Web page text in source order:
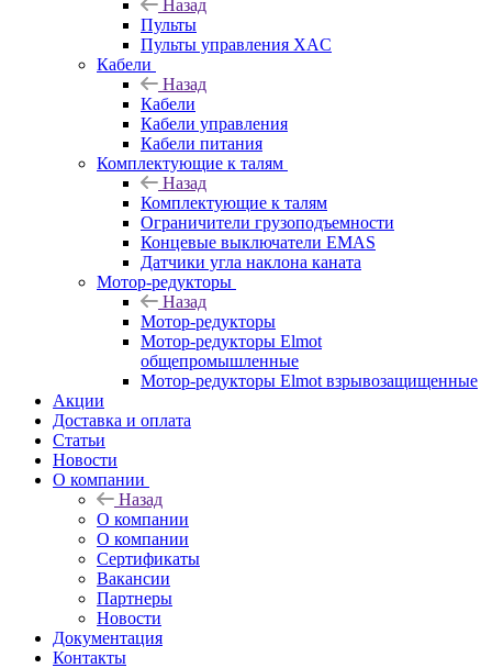
Назад
Пульты
Пульты управления XAC
Кабели
Назад
Кабели
Кабели управления
Кабели питания
Комплектующие к талям
Назад
Комплектующие к талям
Ограничители грузоподъемности
Концевые выключатели EMAS
Датчики угла наклона каната
Мотор-редукторы
Назад
Мотор-редукторы
Мотор-редукторы Elmot
общепромышленные
Мотор-редукторы Elmot взрывозащищенные
Акции
Доставка и оплата
Статьи
Новости
О компании
Назад
О компании
О компании
Сертификаты
Вакансии
Партнеры
Новости
Документация
Контакты